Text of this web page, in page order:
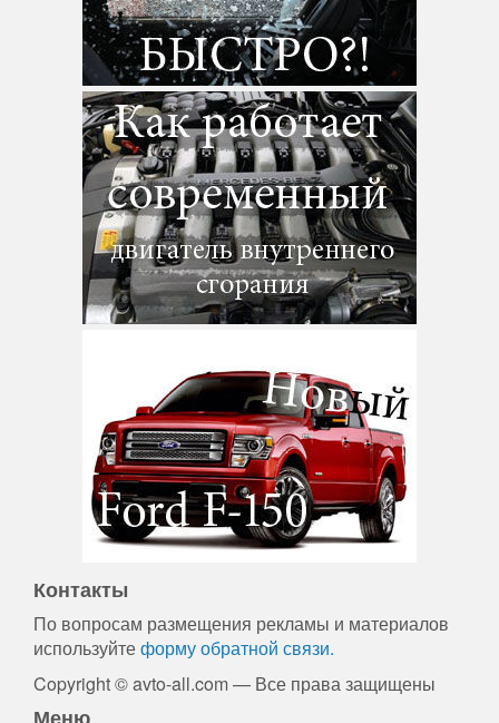
Контакты
По вопросам размещения рекламы и материалов
используйтеформу обратной связи.
Copyright © avto-all.com — Все права защищены